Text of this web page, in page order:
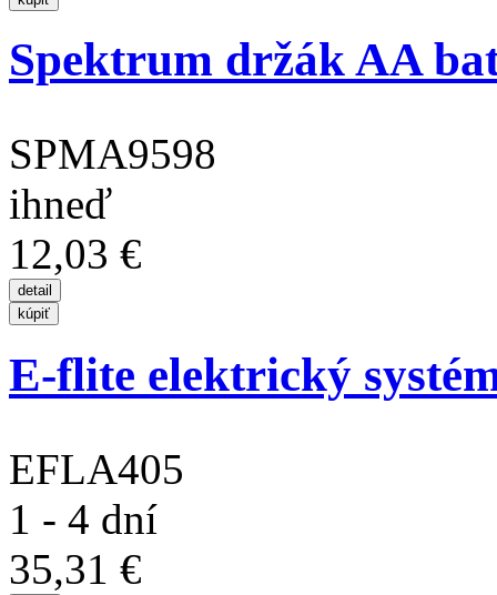
Spektrum držák AA
SPMA9598
ihneď
12,03 €
E-flite elektrický
EFLA405
1 - 4 dní
35,31 €